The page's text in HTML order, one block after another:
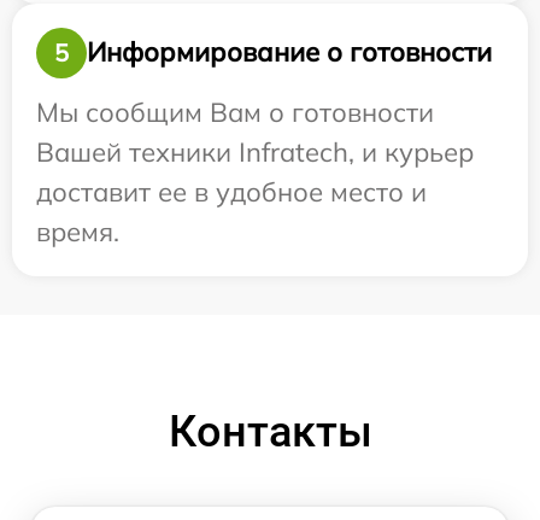
5
Информирование о готовности
Мы сообщим Вам о готовности
Вашей техники Infratech, и курьер
доставит ее в удобное место и
время.
Контакты